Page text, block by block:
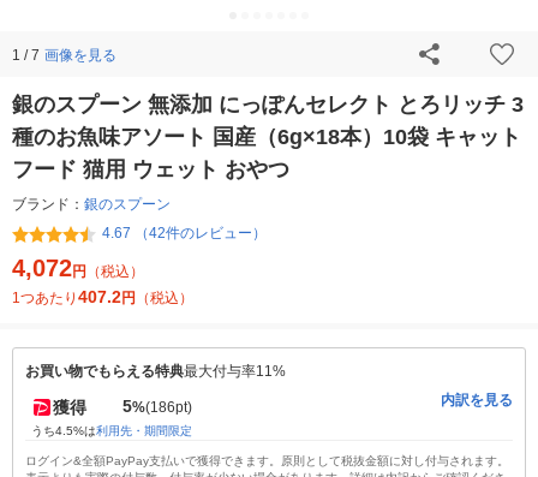
1 / 7 画像を見る
銀のスプーン 無添加 にっぽんセレクト とろリッチ 3
種のお魚味アソート 国産（6g×18本）10袋 キャット
フード 猫用 ウェット おやつ
ブランド： 銀のスプーン
4.67 （42件のレビュー）
4,072円
（税込）
1つあたり 407.2円 （税込）
お買い物でもらえる特典最大付与率11%
獲得 5%(186pt)
うち4.5%は利用先・期間限定
内訳を見る
ログイン&全額PayPay支払いで獲得できます。原則として税抜金額に対し付与されます。